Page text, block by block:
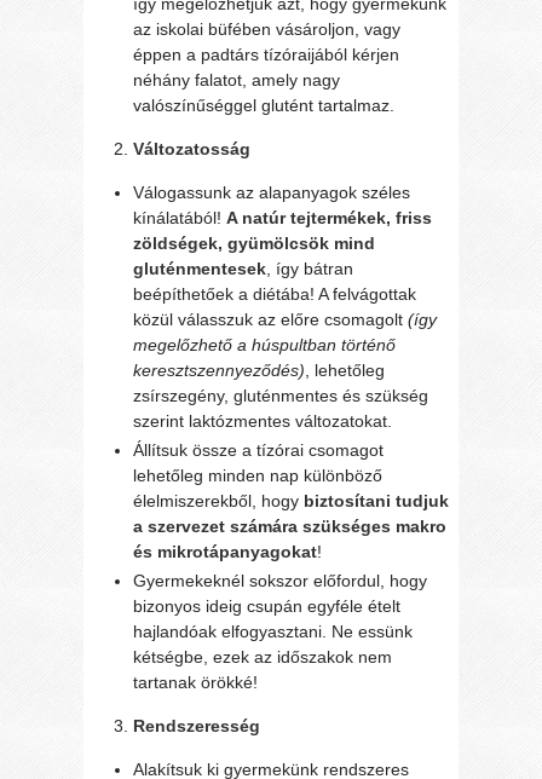
az iskolai büfében vásároljon, vagy
éppen a padtárs tízóraijából kérjen
néhány falatot, amely nagy
valószínűséggel glutént tartalmaz.
Változatosság
Válogassunk az alapanyagok széles
kínálatából!A natúr tejtermékek, friss
zöldségek, gyümölcsök mind
gluténmentesek , így bátran
beépíthetőek a diétába! A felvágottak
közül válasszuk az előre csomagolt(így
megelőzhető a húspultban történő
keresztszennyeződés) , lehetőleg
zsírszegény, gluténmentes és szükség
szerint laktózmentes változatokat.
Állítsuk össze a tízórai csomagot
lehetőleg minden nap különböző
élelmiszerekből, hogy biztosítani tudjuk
a szervezet számára szükséges makro
és mikrotápanyagokat!
Gyermekeknél sokszor előfordul, hogy
bizonyos ideig csupán egyféle ételt
hajlandóak elfogyasztani. Ne essünk
kétségbe, ezek az időszakok nem
tartanak örökké!
Rendszeresség
Alakítsuk ki gyermekünk rendszeres